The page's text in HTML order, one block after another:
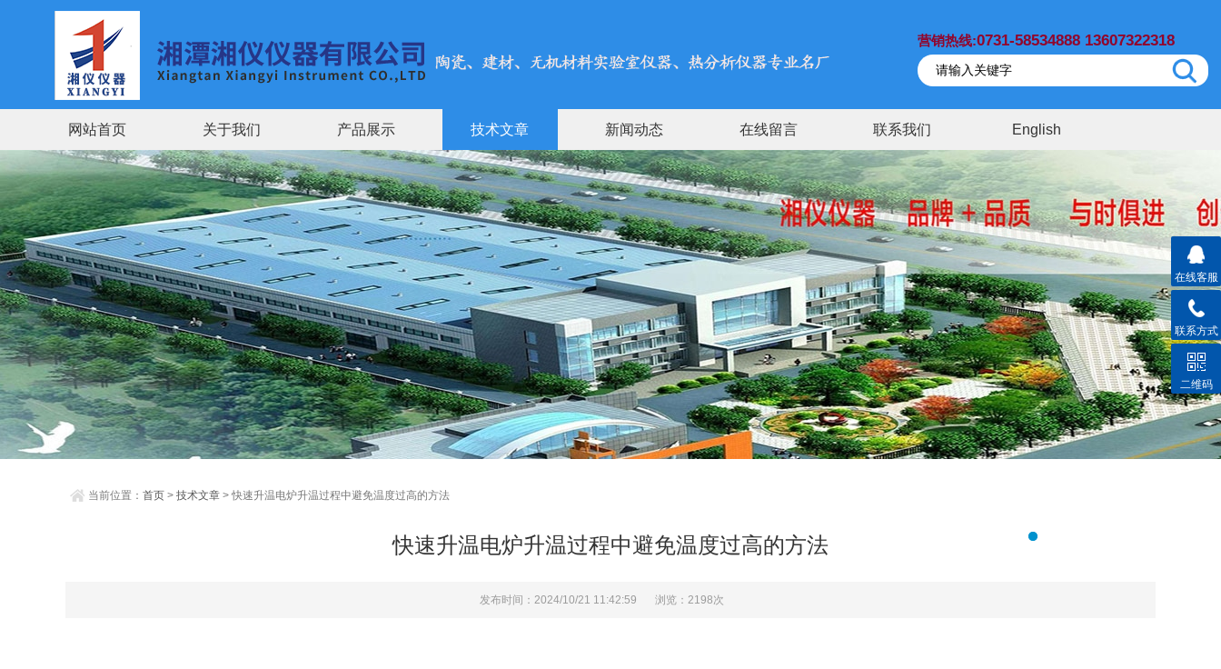
营销热线:0731-58534888 13607322318
网站首页 关于我们 产品展示 技术文章 新闻动态 在线留言 联系我们 English
当前位置： 首页 > 技术文章 > 快速升温电炉升温过程中避免温度过高的方法
快速升温电炉升温过程中避免温度过高的方法
发布时间：2024/10/21 11:42:59 浏览：2198次
在线客服
联系方式
二维码